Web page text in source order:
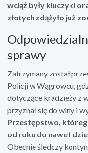
wciąż były kluczyki
złotych zdążyło już
sprawy
Zatrzymany został
Policji w Wągrowcu,
dotyczące kradzieży z
przyznał się do winy i
Przestępstwo,
od roku do nawet
Obecnie śledczy